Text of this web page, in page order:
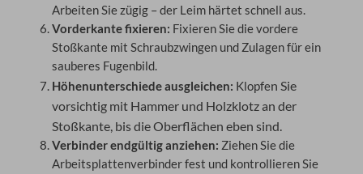
Arbeiten Sie zügig – der Leim härtet schnell aus.
Vorderkante fixieren: Fixieren Sie die vordere
Stoßkante mit Schraubzwingen und Zulagen für ein
sauberes Fugenbild.
Höhenunterschiede ausgleichen: Klopfen Sie
vorsichtig mit Hammer und Holzklotz an der
Stoßkante, bis die Oberflächen eben sind.
Verbinder endgültig anziehen: Ziehen Sie die
Arbeitsplattenverbinder fest und kontrollieren Sie